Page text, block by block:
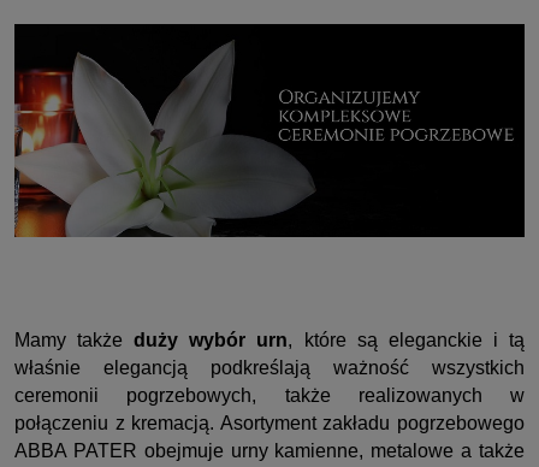
Mamy takżeduży wybór urn, które są eleganckie i tą
właśnie elegancją podkreślają ważność wszystkich
ceremonii pogrzebowych, także realizowanych w
połączeniu z kremacją. Asortyment zakładu pogrzebowego
ABBA PATER obejmuje urny kamienne, metalowe a także